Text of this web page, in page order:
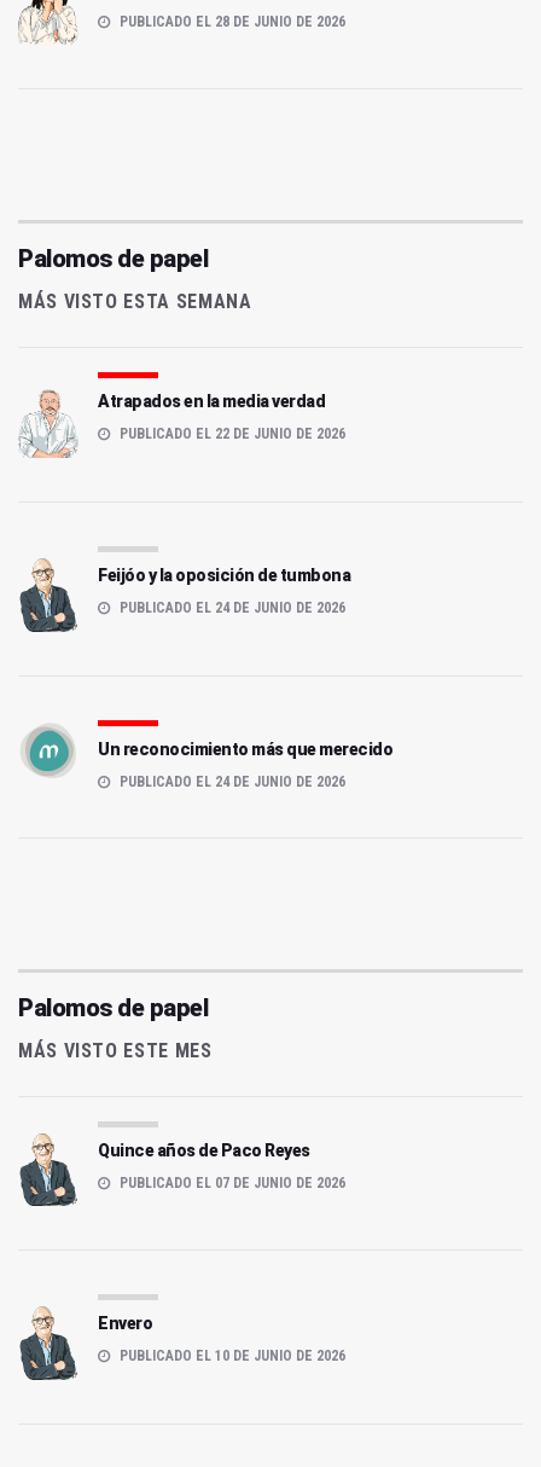
PUBLICADO EL 28 DE JUNIO DE 2026
Palomos de papel
MÁS VISTO ESTA SEMANA
Atrapados en la media verdad
PUBLICADO EL 22 DE JUNIO DE 2026
Feijóo y la oposición de tumbona
PUBLICADO EL 24 DE JUNIO DE 2026
Un reconocimiento más que merecido
PUBLICADO EL 24 DE JUNIO DE 2026
Palomos de papel
MÁS VISTO ESTE MES
Quince años de Paco Reyes
PUBLICADO EL 07 DE JUNIO DE 2026
Envero
PUBLICADO EL 10 DE JUNIO DE 2026